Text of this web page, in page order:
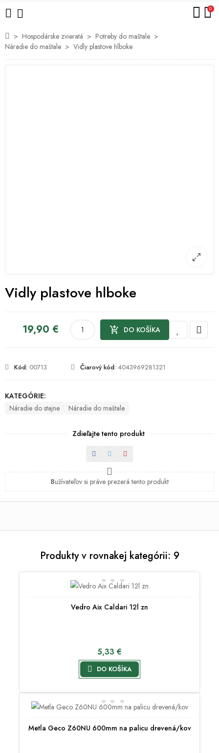
0
Hospodárske zvieratá
Potreby do maštale
Náradie do maštale
Vidly plastove hlboke
Vidly plastove hlboke
19,90 €  DO KOŠÍKA
Kód: 00713 Čiarový kód: 4043969281321
KATEGÓRIE:
Náradie do stajne
Náradie do maštale
Zdieľajte tento produkt
8užívateľov si práve prezerá tento produkt
Produkty v rovnakej kategórii: 9
Vedro Aix Caldari 12l zn
5,33 €

DO KOŠÍKA
Metla Geco Z60NU 600mm na palicu drevená/kov